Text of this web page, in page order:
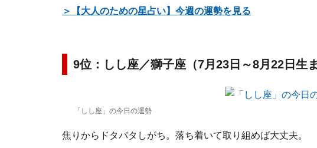
＞【大人のための星占い】今週の運勢を見る
9位：しし座／獅子座（7月23日～8月22日生ま
「しし座」の今日の運勢
焦りからドタバタしがち。落ち着いて取り組めば大丈夫。